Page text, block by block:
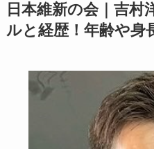
日本維新の会｜吉村
ルと経歴！年齢や身